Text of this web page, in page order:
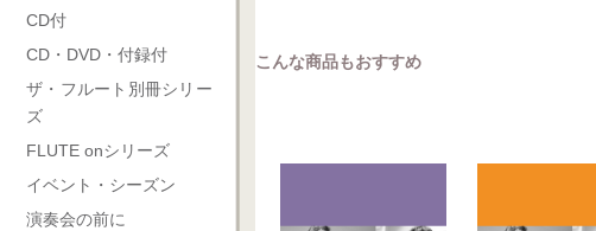
CD付
CD・DVD・付録付
ザ・フルート別冊シリー
ズ
FLUTE onシリーズ
イベント・シーズン
演奏会の前に
こんな商品もおすすめ